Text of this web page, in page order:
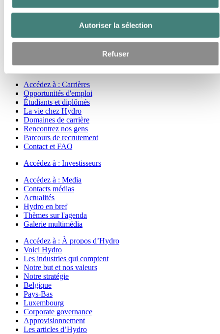
Autoriser la sélection
Refuser
Accédez à :Energy
Durabilité
Rapports de développement durable
Feuille de route vers la neutralité carbone
Opérant en Amazonie brésilienne
Contact développement durable
Accédez à : Carrières
Opportunités d'emploi
Étudiants et diplômés
La vie chez Hydro
Domaines de carrière
Rencontrez nos gens
Parcours de recrutement
Contact et FAQ
Accédez à : Investisseurs
Accédez à : Media
Contacts médias
Actualités
Hydro en bref
Thèmes sur l'agenda
Galerie multimédia
Accédez à : À propos d’Hydro
Voici Hydro
Les industries qui comptent
Notre but et nos valeurs
Notre stratégie
Belgique
Pays-Bas
Luxembourg
Corporate governance
Approvisionnement
Les articles d’Hydro